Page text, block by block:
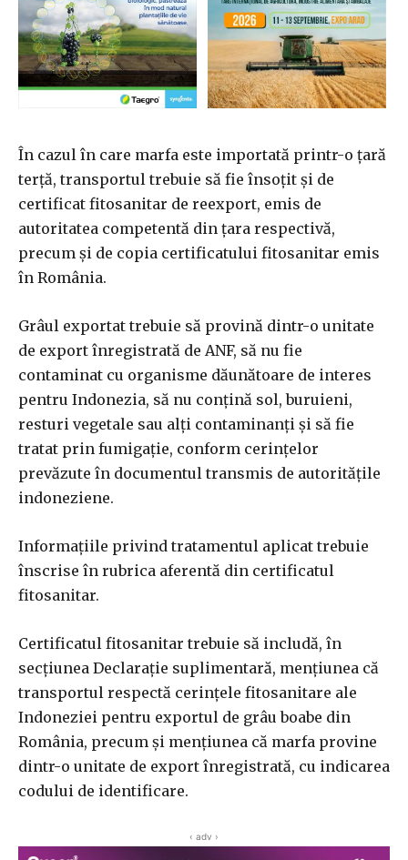
În cazul în care marfa este importată printr-o țară
terță, transportul trebuie să fie însoțit și de
certificat fitosanitar de reexport, emis de
autoritatea competentă din țara respectivă,
precum și de copia certificatului fitosanitar emis
în România.
Grâul exportat trebuie să provină dintr-o unitate
de export înregistrată de ANF, să nu fie
contaminat cu organisme dăunătoare de interes
pentru Indonezia, să nu conțină sol, buruieni,
resturi vegetale sau alți contaminanți și să fie
tratat prin fumigație, conform cerințelor
prevăzute în documentul transmis de autoritățile
indoneziene.
Informațiile privind tratamentul aplicat trebuie
înscrise în rubrica aferentă din certificatul
fitosanitar.
Certificatul fitosanitar trebuie să includă, în
secțiunea Declarație suplimentară, mențiunea că
transportul respectă cerințele fitosanitare ale
Indoneziei pentru exportul de grâu boabe din
România, precum și mențiunea că marfa provine
dintr-o unitate de export înregistrată, cu indicarea
codului de identificare.
‹ adv ›